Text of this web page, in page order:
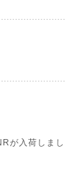
が入荷しまし